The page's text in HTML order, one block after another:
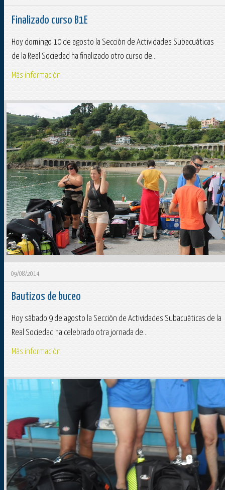
Finalizado curso B1E
Hoy domingo 10 de agosto la Sección de Actividades Subacuáticas
de la Real Sociedad ha finalizado otro curso de...
Más información
09/08/2014
Bautizos de buceo
Hoy sábado 9 de agosto la Sección de Actividades Subacuáticas de la
Real Sociedad ha celebrado otra jornada de...
Más información